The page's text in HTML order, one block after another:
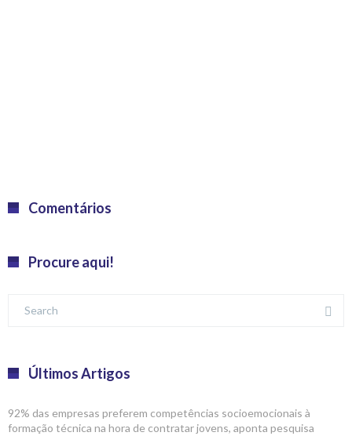
Comentários
Procure aqui!
Últimos Artigos
92% das empresas preferem competências socioemocionais à
formação técnica na hora de contratar jovens, aponta pesquisa